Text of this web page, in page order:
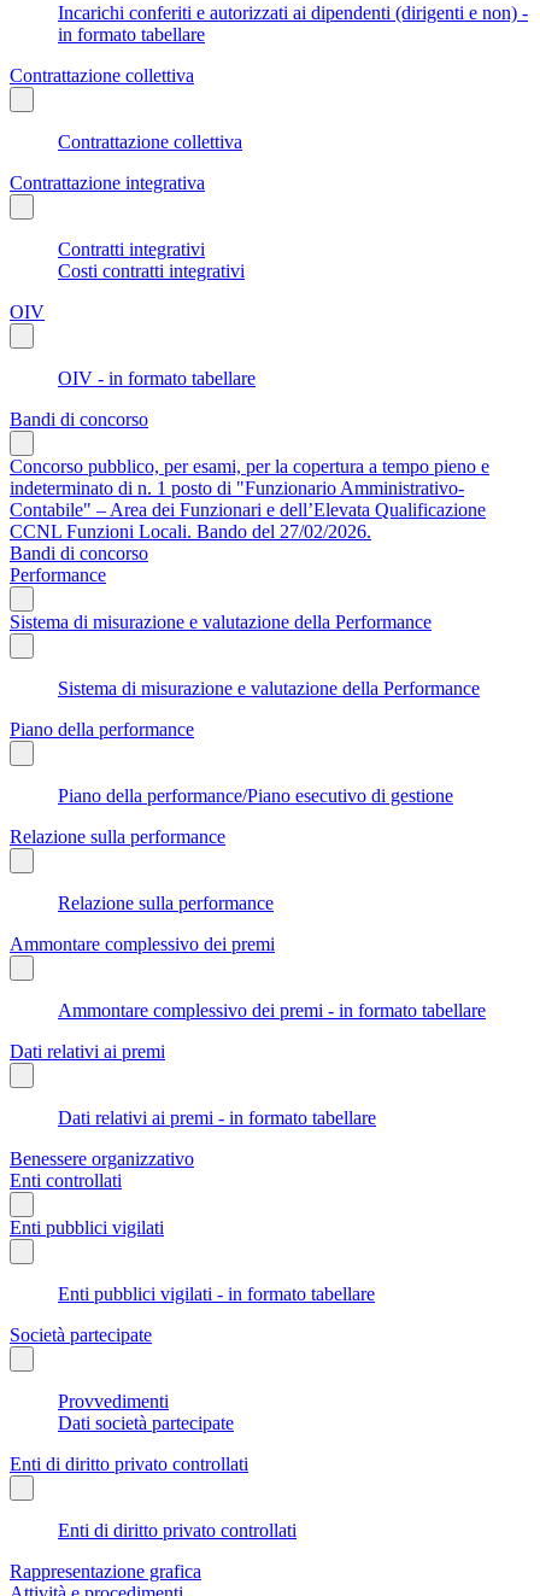
Incarichi conferiti e autorizzati ai dipendenti (dirigenti e non) -
in formato tabellare
Contrattazione collettiva
Contrattazione collettiva
Contrattazione integrativa
Contratti integrativi
Costi contratti integrativi
OIV
OIV - in formato tabellare
Bandi di concorso
Concorso pubblico, per esami, per la copertura a tempo pieno e
indeterminato di n. 1 posto di "Funzionario Amministrativo-
Contabile" – Area dei Funzionari e dell’Elevata Qualificazione
CCNL Funzioni Locali. Bando del 27/02/2026.
Bandi di concorso
Performance
Sistema di misurazione e valutazione della Performance
Sistema di misurazione e valutazione della Performance
Piano della performance
Piano della performance/Piano esecutivo di gestione
Relazione sulla performance
Relazione sulla performance
Ammontare complessivo dei premi
Ammontare complessivo dei premi - in formato tabellare
Dati relativi ai premi
Dati relativi ai premi - in formato tabellare
Benessere organizzativo
Enti controllati
Enti pubblici vigilati
Enti pubblici vigilati - in formato tabellare
Società partecipate
Provvedimenti
Dati società partecipate
Enti di diritto privato controllati
Enti di diritto privato controllati
Rappresentazione grafica